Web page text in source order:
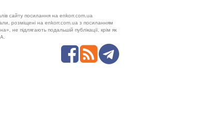
сайту посилання на enkorr.com.ua
розміщені на enkorr.com.ua з посиланням
не підлягають подальшій публікації, крім як